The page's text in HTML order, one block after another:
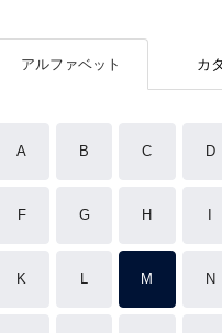
アルファベット カ
A B C D
F G H
K L M N